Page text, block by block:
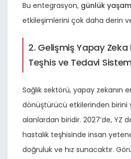
Bu entegrasyon, günlük
etkileşimlerini çok daha derin
2. Gelişmiş Yapay Zeka
Teşhis ve Tedavi
Sağlık sektörü, yapay zekanın
dönüştürücü etkilerinden birini
alanlardan biridir. 2027’de, YZ
hastalık teşhisinde insan
doğruluk ve hız sunacaktır.